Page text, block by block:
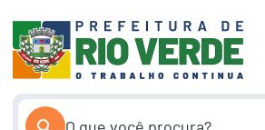
conteúdo